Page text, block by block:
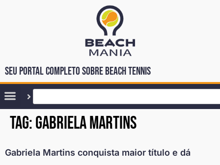
Seu portal completo sobre Beach Tennis
Tag:gabriela martins
Gabriela Martins conquista maior título e dá